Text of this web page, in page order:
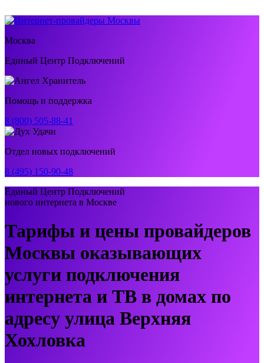
Москва
Единый Центр Подключений
Помощь и поддержка
8 (800) 505-88-41
Отдел новых подключений
8 (495) 150-90-48
Единый Центр Подключений
нового интернета в Москве
Тарифы и цены провайдеров
Москвы оказывающих
услуги подключения
интернета и ТВ в домах по
адресу улица Верхняя
Хохловка